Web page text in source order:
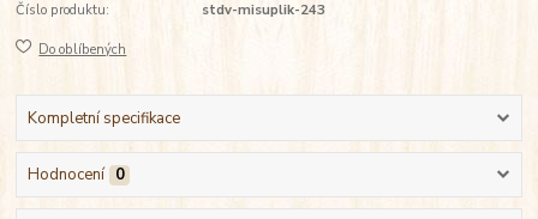
Číslo produktu: stdv-misuplik-243
Do oblíbených
Kompletní specifikace
Hodnocení 0